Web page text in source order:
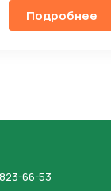
Подробнее
66-53